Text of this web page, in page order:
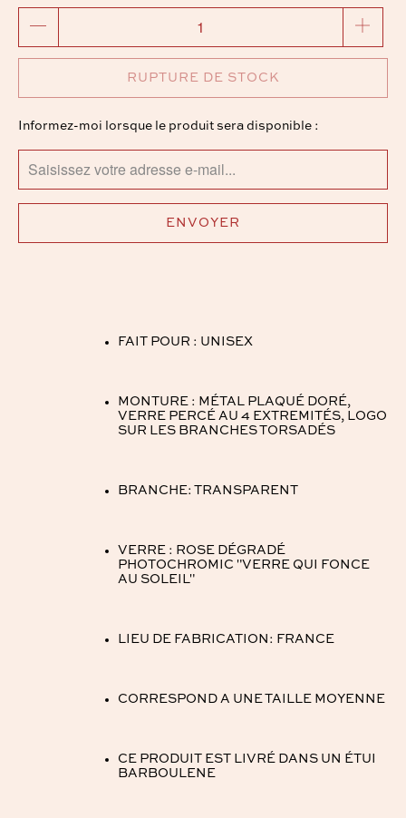
RUPTURE DE STOCK
TRANSLATION
FR.PRODUCTS.NOTIFY_FORM.DESCRIPTION:
Informez-moi lorsque le produit sera disponible :
FAIT POUR : UNISEX
MONTURE : MÉTAL PLAQUÉ DORÉ,
VERRE PERCÉ AU 4 EXTREMITÉS, LOGO
SUR LES BRANCHES TORSADÉS
BRANCHE: TRANSPARENT
VERRE : ROSE DÉGRADÉ
PHOTOCHROMIC "VERRE QUI FONCE
AU SOLEIL"
LIEU DE FABRICATION: FRANCE
CORRESPOND A UNE TAILLE MOYENNE
CE PRODUIT EST LIVRÉ DANS UN ÉTUI
BARBOULENE